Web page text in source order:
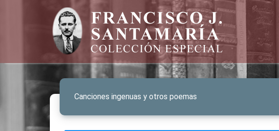
Canciones ingenuas y otros poemas